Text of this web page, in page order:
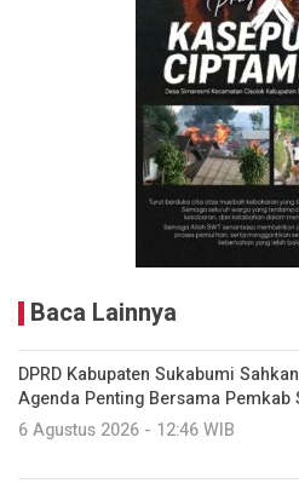
Baca Lainnya
DPRD Kabupaten Sukabumi
Agenda Penting Bersama Pemkab
6 Agustus 2026 - 12:46 WIB